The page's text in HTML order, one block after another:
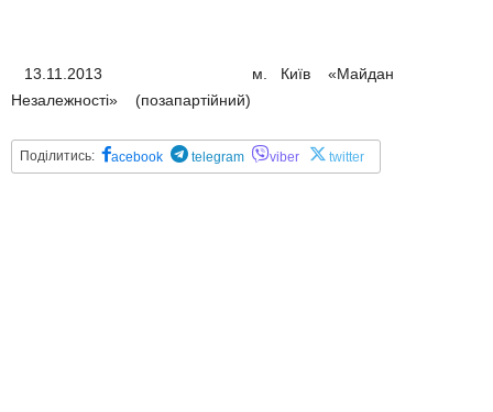
13.11.2013 м. Київ «Майдан
Незалежності» (позапартійний)
Поділитись: acebook telegram viber twitter